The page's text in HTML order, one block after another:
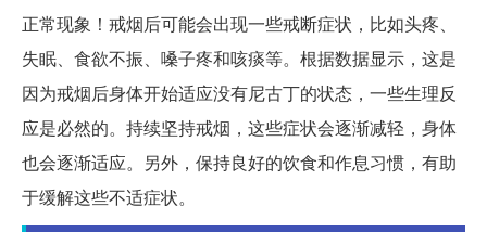
正常现象！戒烟后可能会出现一些戒断症状，比如头疼、
失眠、食欲不振、嗓子疼和咳痰等。根据数据显示，这是
因为戒烟后身体开始适应没有尼古丁的状态，一些生理反
应是必然的。持续坚持戒烟，这些症状会逐渐减轻，身体
也会逐渐适应。另外，保持良好的饮食和作息习惯，有助
于缓解这些不适症状。